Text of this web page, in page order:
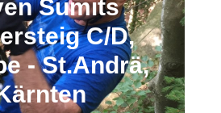
Sumits
C/D,
- St.Andrä,